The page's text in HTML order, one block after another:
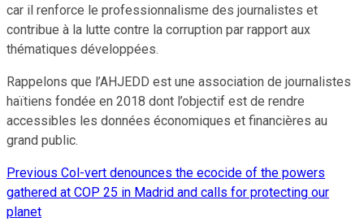
car il renforce le professionnalisme des journalistes et
contribue à la lutte contre la corruption par rapport aux
thématiques développées.
Rappelons que l’AHJEDD est une association de journalistes
haïtiens fondée en 2018 dont l’objectif est de rendre
accessibles les données économiques et financières au
grand public.
Continue
Reading
Previous Col-vert denounces the ecocide of the powers
gathered at COP 25 in Madrid and calls for protecting our
planet